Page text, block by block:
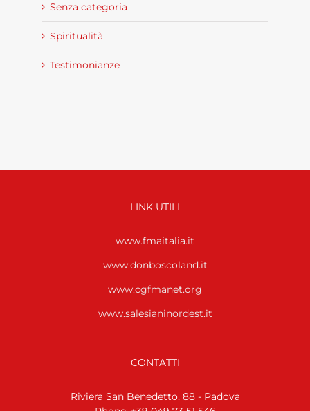
Senza categoria
Spiritualità
Testimonianze
LINK UTILI
www.fmaitalia.it
www.donboscoland.it
www.cgfmanet.org
www.salesianinordest.it
CONTATTI
Riviera San Benedetto, 88 - Padova